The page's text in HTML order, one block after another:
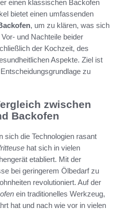
einen klassischen Backofen
bietet einen umfassenden
, um zu klären, was sich
und Nachteile beider
der Kochzeit, des
Aspekte. Ziel ist
zu
zwischen
Backofen
sich die Technologien rasant
hat sich in vielen
etabliert. Mit der
bei geringerem Ölbedarf zu
revolutioniert. Auf der
ein traditionelles Werkzeug,
hat und nach wie vor in vielen